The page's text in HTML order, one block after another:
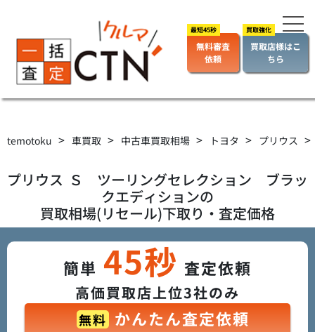
無料審査
依頼
買取店様はこ
ちら
temotoku > 車買取 > 中古車買取相場 > トヨタ > プリウス >
プリウス Ｓ ツーリングセレクション ブラッ
クエディションの
買取相場(リセール)下取り・査定価格
簡単 45秒 査定依頼
高価買取店上位3社のみ
無料 かんたん査定依頼